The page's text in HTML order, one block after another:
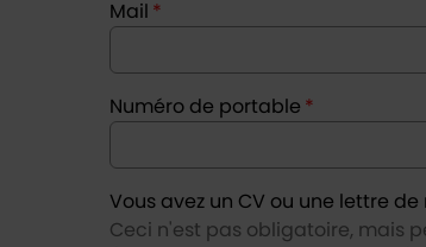
Mail *
Numéro de portable *
Vous avez un CV ou une lettre
Ceci n'est pas obligatoire, mais